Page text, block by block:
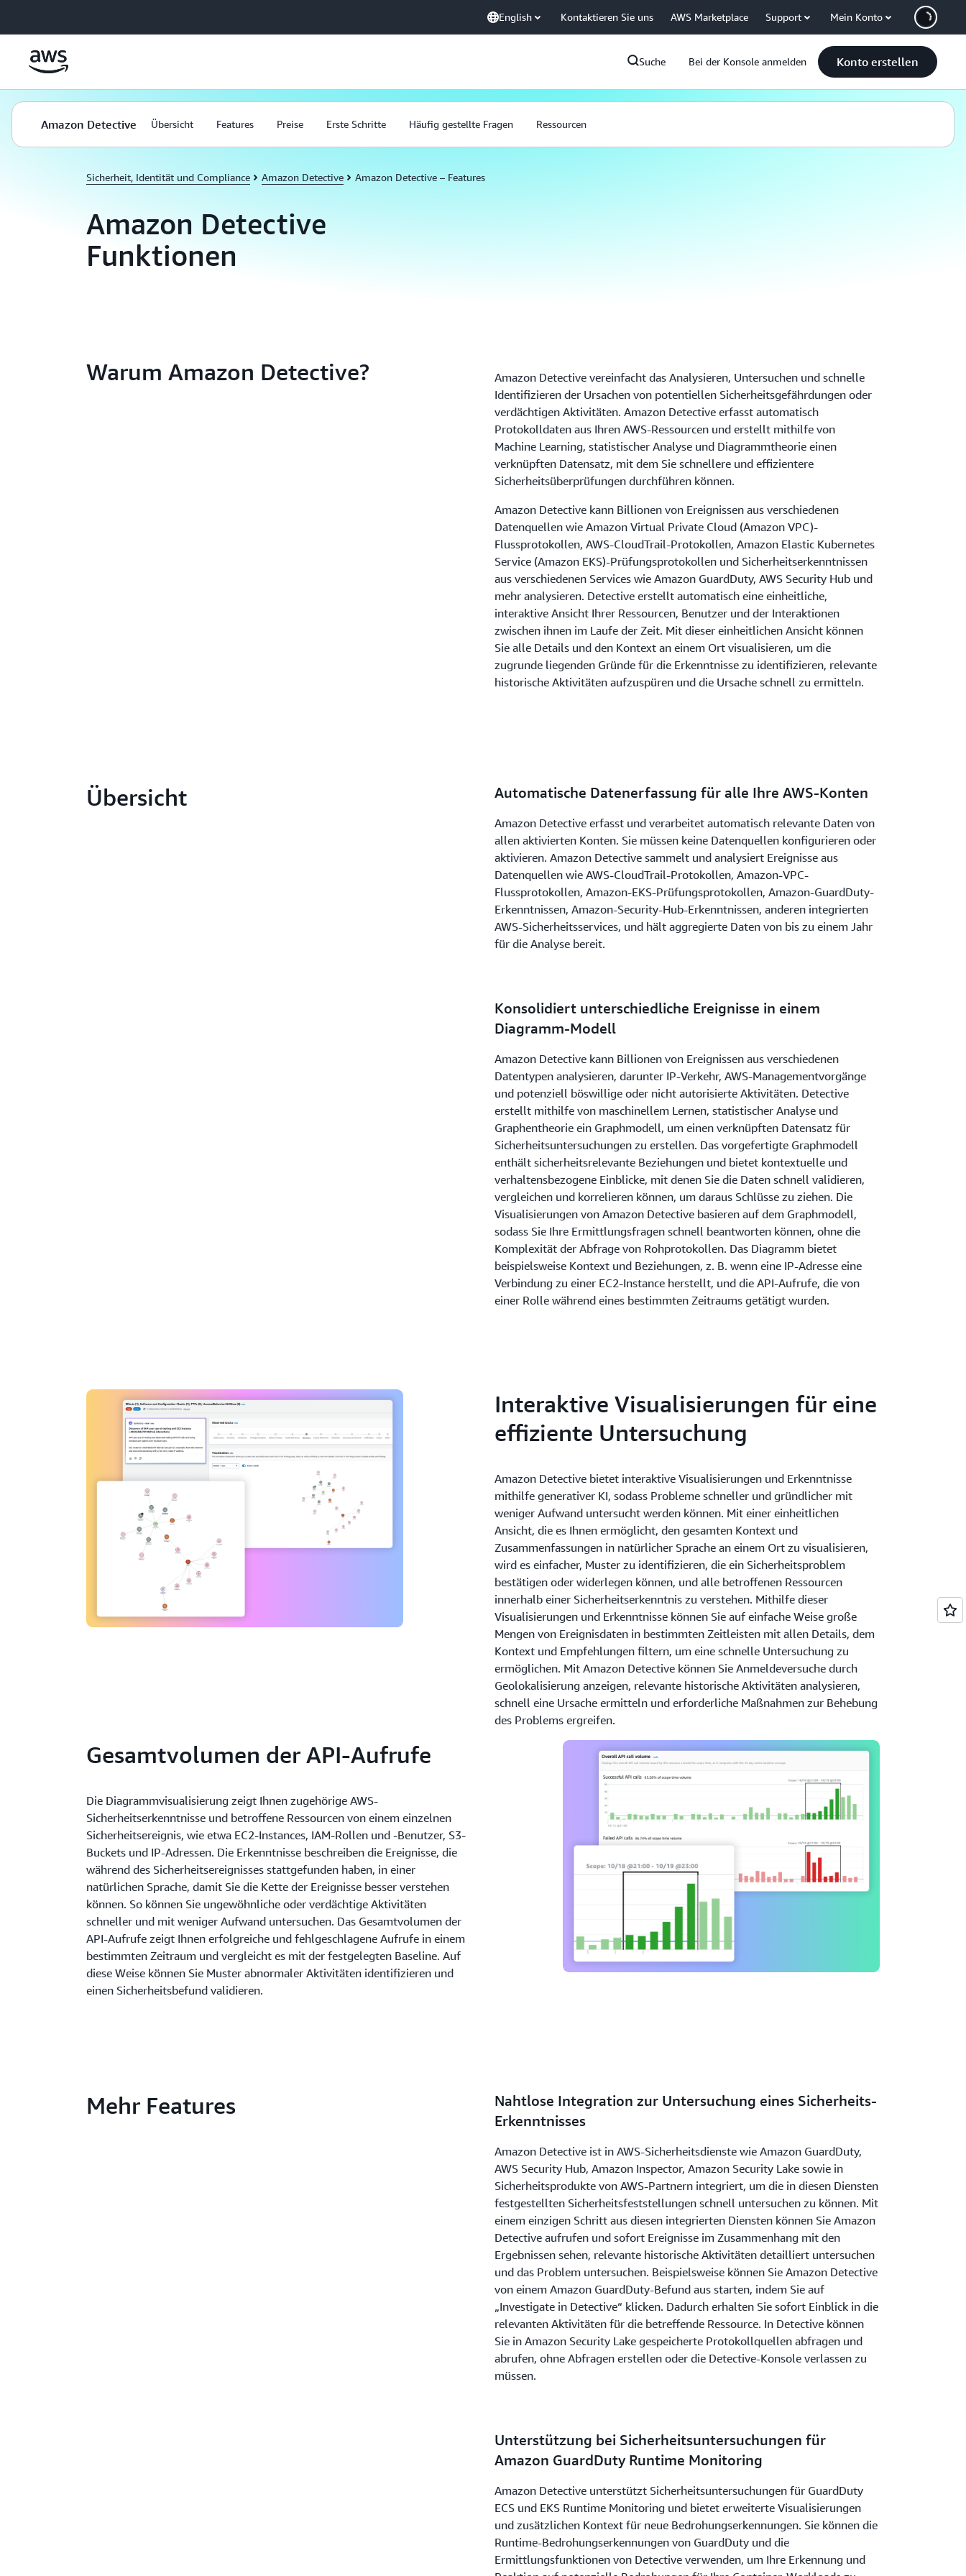
English Kontaktieren Sie uns AWS Marketplace Support Mein Konto
Suche Bei der Konsole anmelden Konto erstellen
Amazon Detective Übersicht Features Preise Erste Schritte Häufig gestellte Fragen Ressourcen
Sicherheit, Identität und Compliance Amazon Detective Amazon Detective – Features
Amazon Detective
Funktionen
Warum Amazon Detective?
Amazon Detective vereinfacht das Analysieren, Untersuchen und schnelle
Identifizieren der Ursachen von potentiellen Sicherheitsgefährdungen oder
verdächtigen Aktivitäten. Amazon Detective erfasst automatisch
Protokolldaten aus Ihren AWS-Ressourcen und erstellt mithilfe von
Machine Learning, statistischer Analyse und Diagrammtheorie einen
verknüpften Datensatz, mit dem Sie schnellere und effizientere
Sicherheitsüberprüfungen durchführen können.
Amazon Detective kann Billionen von Ereignissen aus verschiedenen
Datenquellen wie Amazon Virtual Private Cloud (Amazon VPC)-
Flussprotokollen, AWS-CloudTrail-Protokollen, Amazon Elastic Kubernetes
Service (Amazon EKS)-Prüfungsprotokollen und Sicherheitserkenntnissen
aus verschiedenen Services wie Amazon GuardDuty, AWS Security Hub und
mehr analysieren. Detective erstellt automatisch eine einheitliche,
interaktive Ansicht Ihrer Ressourcen, Benutzer und der Interaktionen
zwischen ihnen im Laufe der Zeit. Mit dieser einheitlichen Ansicht können
Sie alle Details und den Kontext an einem Ort visualisieren, um die
zugrunde liegenden Gründe für die Erkenntnisse zu identifizieren, relevante
historische Aktivitäten aufzuspüren und die Ursache schnell zu ermitteln.
Übersicht Automatische Datenerfassung für alle Ihre AWS-Konten
Amazon Detective erfasst und verarbeitet automatisch relevante Daten von
allen aktivierten Konten. Sie müssen keine Datenquellen konfigurieren oder
aktivieren. Amazon Detective sammelt und analysiert Ereignisse aus
Datenquellen wie AWS-CloudTrail-Protokollen, Amazon-VPC-
Flussprotokollen, Amazon-EKS-Prüfungsprotokollen, Amazon-GuardDuty-
Erkenntnissen, Amazon-Security-Hub-Erkenntnissen, anderen integrierten
AWS-Sicherheitsservices, und hält aggregierte Daten von bis zu einem Jahr
für die Analyse bereit.
Konsolidiert unterschiedliche Ereignisse in einem
Diagramm-Modell
Amazon Detective kann Billionen von Ereignissen aus verschiedenen
Datentypen analysieren, darunter IP-Verkehr, AWS-Managementvorgänge
und potenziell böswillige oder nicht autorisierte Aktivitäten. Detective
erstellt mithilfe von maschinellem Lernen, statistischer Analyse und
Graphentheorie ein Graphmodell, um einen verknüpften Datensatz für
Sicherheitsuntersuchungen zu erstellen. Das vorgefertigte Graphmodell
enthält sicherheitsrelevante Beziehungen und bietet kontextuelle und
verhaltensbezogene Einblicke, mit denen Sie die Daten schnell validieren,
vergleichen und korrelieren können, um daraus Schlüsse zu ziehen. Die
Visualisierungen von Amazon Detective basieren auf dem Graphmodell,
sodass Sie Ihre Ermittlungsfragen schnell beantworten können, ohne die
Komplexität der Abfrage von Rohprotokollen. Das Diagramm bietet
beispielsweise Kontext und Beziehungen, z. B. wenn eine IP-Adresse eine
Verbindung zu einer EC2-Instance herstellt, und die API-Aufrufe, die von
einer Rolle während eines bestimmten Zeitraums getätigt wurden.
Interaktive Visualisierungen für eine
effiziente Untersuchung
Amazon Detective bietet interaktive Visualisierungen und Erkenntnisse
mithilfe generativer KI, sodass Probleme schneller und gründlicher mit
weniger Aufwand untersucht werden können. Mit einer einheitlichen
Ansicht, die es Ihnen ermöglicht, den gesamten Kontext und
Zusammenfassungen in natürlicher Sprache an einem Ort zu visualisieren,
wird es einfacher, Muster zu identifizieren, die ein Sicherheitsproblem
bestätigen oder widerlegen können, und alle betroffenen Ressourcen
innerhalb einer Sicherheitserkenntnis zu verstehen. Mithilfe dieser
Visualisierungen und Erkenntnisse können Sie auf einfache Weise große
Mengen von Ereignisdaten in bestimmten Zeitleisten mit allen Details, dem
Kontext und Empfehlungen filtern, um eine schnelle Untersuchung zu
ermöglichen. Mit Amazon Detective können Sie Anmeldeversuche durch
Geolokalisierung anzeigen, relevante historische Aktivitäten analysieren,
schnell eine Ursache ermitteln und erforderliche Maßnahmen zur Behebung
des Problems ergreifen.
Gesamtvolumen der API-Aufrufe
Die Diagrammvisualisierung zeigt Ihnen zugehörige AWS-
Sicherheitserkenntnisse und betroffene Ressourcen von einem einzelnen
Sicherheitsereignis, wie etwa EC2-Instances, IAM-Rollen und -Benutzer, S3-
Buckets und IP-Adressen. Die Erkenntnisse beschreiben die Ereignisse, die
während des Sicherheitsereignisses stattgefunden haben, in einer
natürlichen Sprache, damit Sie die Kette der Ereignisse besser verstehen
können. So können Sie ungewöhnliche oder verdächtige Aktivitäten
schneller und mit weniger Aufwand untersuchen. Das Gesamtvolumen der
API-Aufrufe zeigt Ihnen erfolgreiche und fehlgeschlagene Aufrufe in einem
bestimmten Zeitraum und vergleicht es mit der festgelegten Baseline. Auf
diese Weise können Sie Muster abnormaler Aktivitäten identifizieren und
einen Sicherheitsbefund validieren.
Mehr Features
Nahtlose Integration zur Untersuchung eines Sicherheits-
Erkenntnisses
Amazon Detective ist in AWS-Sicherheitsdienste wie Amazon GuardDuty,
AWS Security Hub, Amazon Inspector, Amazon Security Lake sowie in
Sicherheitsprodukte von AWS-Partnern integriert, um die in diesen Diensten
festgestellten Sicherheitsfeststellungen schnell untersuchen zu können. Mit
einem einzigen Schritt aus diesen integrierten Diensten können Sie Amazon
Detective aufrufen und sofort Ereignisse im Zusammenhang mit den
Ergebnissen sehen, relevante historische Aktivitäten detailliert untersuchen
und das Problem untersuchen. Beispielsweise können Sie Amazon Detective
von einem Amazon GuardDuty-Befund aus starten, indem Sie auf
„Investigate in Detective“ klicken. Dadurch erhalten Sie sofort Einblick in die
relevanten Aktivitäten für die betreffende Ressource. In Detective können
Sie in Amazon Security Lake gespeicherte Protokollquellen abfragen und
abrufen, ohne Abfragen erstellen oder die Detective-Konsole verlassen zu
müssen.
Unterstützung bei Sicherheitsuntersuchungen für
Amazon GuardDuty Runtime Monitoring
Amazon Detective unterstützt Sicherheitsuntersuchungen für GuardDuty
ECS und EKS Runtime Monitoring und bietet erweiterte Visualisierungen
und zusätzlichen Kontext für neue Bedrohungserkennungen. Sie können die
Runtime-Bedrohungserkennungen von GuardDuty und die
Ermittlungsfunktionen von Detective verwenden, um Ihre Erkennung und